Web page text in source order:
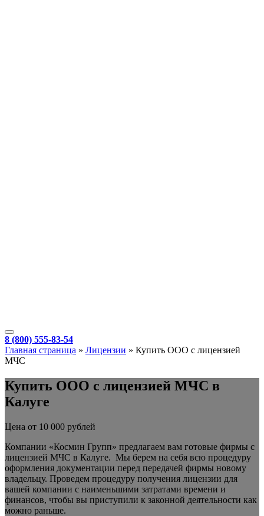
8 (800) 555-83-54
Главная страница » Лицензии » Купить ООО с лицензией
МЧС
Купить ООО с лицензией МЧС в
Калуге
Цена от 10 000 рублей
Компании «Космин Групп» предлагаем вам готовые фирмы с
лицензией МЧС в Калуге. Мы берем на себя всю процедуру
оформления документации перед передачей фирмы новому
владельцу. Проведем процедуру получения лицензии для
вашей компании с наименьшими затратами времени и
финансов, чтобы вы приступили к законной деятельности как
можно раньше.